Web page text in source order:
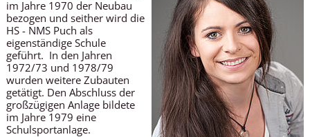
im Jahre 1970 der Neubau
bezogen und seither wird die
HS - NMS Puch als
eigenständige Schule
geführt. In den Jahren
1972/73 und 1978/79
wurden weitere Zubauten
getätigt. Den Abschluss der
großzügigen Anlage bildete
im Jahre 1979 eine
Schulsportanlage.